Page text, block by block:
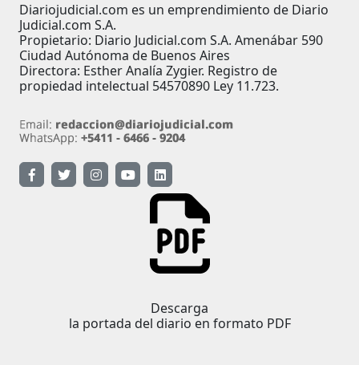
Diariojudicial.com es un emprendimiento de Diario
Judicial.com S.A.
Propietario: Diario Judicial.com S.A. Amenábar 590
Ciudad Autónoma de Buenos Aires
Directora: Esther Analía Zygier. Registro de
propiedad intelectual 54570890 Ley 11.723.
Descarga
la portada del diario en formato PDF